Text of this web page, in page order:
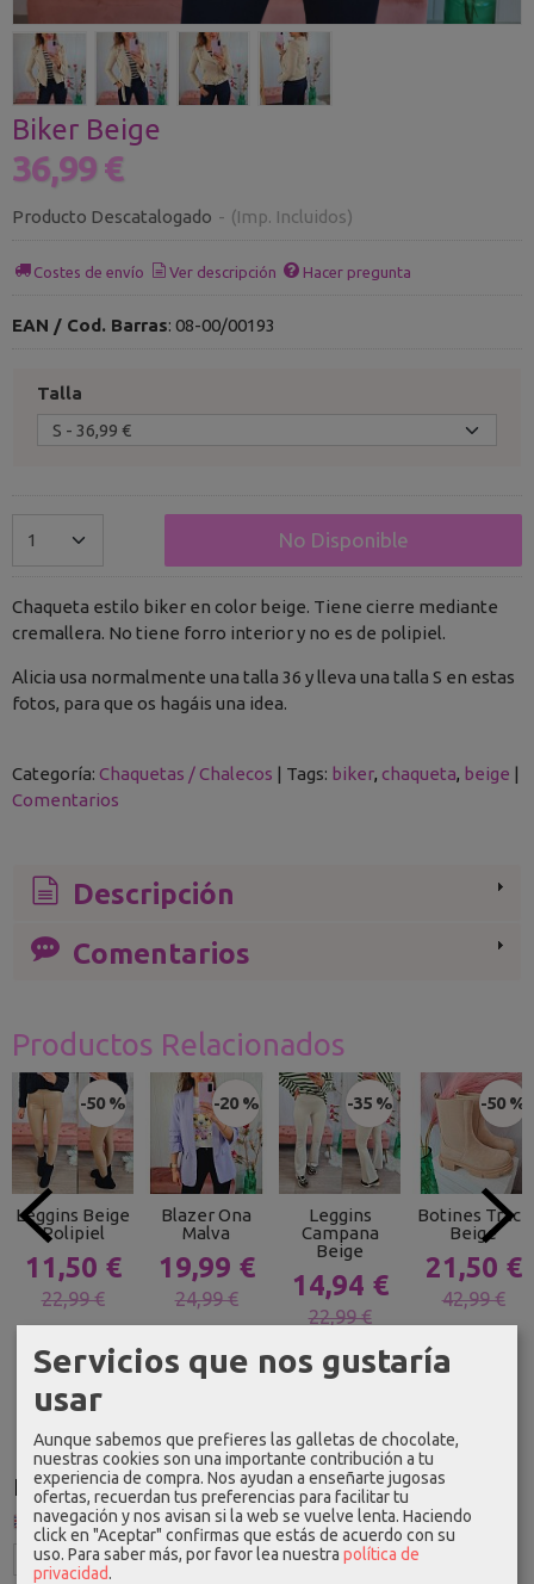
Idioma
Biker Beige
36,99 €
Producto Descatalogado - (Imp. Incluidos)
Costes de envío Ver descripción Hacer pregunta
EAN / Cod. Barras: 08-00/00193
Talla
No Disponible
Chaqueta estilo biker en color beige. Tiene cierre mediante
cremallera. No tiene forro interior y no es de polipiel.
Alicia usa normalmente una talla 36 y lleva una talla S en estas
fotos, para que os hagáis una idea.
Categoría: Chaquetas / Chalecos | Tags: biker chaqueta beige |
Comentarios
Descripción
Comentarios
Productos Relacionados
-50 %
Leggins Beige
Polipiel
11,50 €
22,99 €
-20 %
Blazer Ona
Malva
19,99 €
24,99 €
-35 %
Leggins
Campana
Beige
14,94 €
22,99 €
-50 %
Botines Track
Beige
21,50 €
42,99 €
Servicios que nos gustaría
usar
Aunque sabemos que prefieres las galletas de chocolate,
nuestras cookies son una importante contribución a tu
experiencia de compra. Nos ayudan a enseñarte jugosas
ofertas, recuerdan tus preferencias para facilitar tu
navegación y nos avisan si la web se vuelve lenta. Haciendo
click en "Aceptar" confirmas que estás de acuerdo con su
uso. Para saber más, por favor lea nuestra política de
privacidad.